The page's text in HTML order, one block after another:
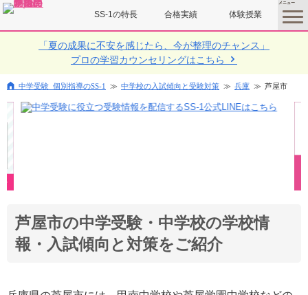
体験授業
合格実績
SS-1の特長
toggle
menu
「夏の成果に不安を感じたら、今が整理のチャンス」
プロの学習カウンセリングはこちら
中学受験 個別指導のSS-1 中学校の入試傾向と受験対策 兵庫 芦屋市
芦屋市の中学受験・中学校の学校情
報・入試傾向と対策をご紹介